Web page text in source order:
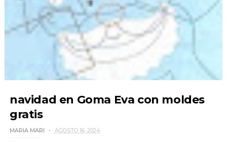
navidad en Goma Eva con moldes
gratis
MARIA MARI AGOSTO 16, 2024